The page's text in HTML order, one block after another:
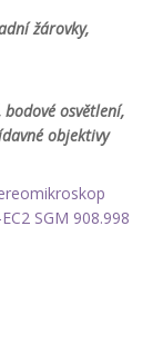
žárovky,
bodové osvětlení,
objektivy